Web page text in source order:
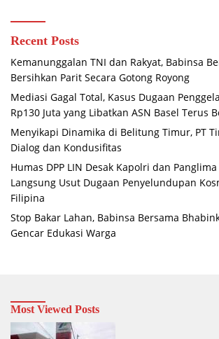
Recent Posts
Kemanunggalan TNI dan Rakyat, Babinsa
Bersihkan Parit Secara Gotong Royong
Mediasi Gagal Total, Kasus Dugaan
Rp130 Juta yang Libatkan ASN Basel Terus
Menyikapi Dinamika di Belitung Timur, PT
Dialog dan Kondusifitas
Humas DPP LIN Desak Kapolri dan
Langsung Usut Dugaan Penyelundupan
Filipina
Stop Bakar Lahan, Babinsa Bersama
Gencar Edukasi Warga
Most Viewed Posts